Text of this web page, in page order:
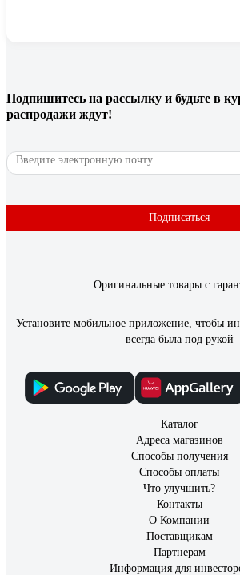
Подпишитесь на рассылку и будьте в
распродажи ждут!
Подписаться
Оригинальные товары с
Установите мобильное приложение, чтобы
всегда была под рукой
Каталог
Адреса магазинов
Способы получения
Способы оплаты
Что улучшить?
Контакты
О Компании
Поставщикам
Партнерам
Информация для